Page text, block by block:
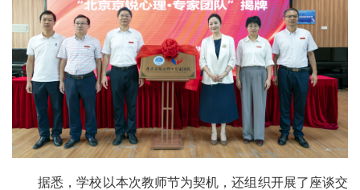
据悉，学校以本次教师节为契机，还组织开展了座谈交